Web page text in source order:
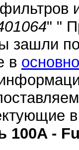
" "
зашли
в
100A -